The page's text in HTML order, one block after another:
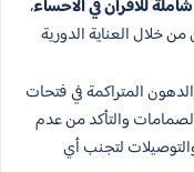
للافران في الاحساء،
خلال العناية الدورية
المتراكمة في فتحات
الصمامات والتأكد من عدم
لتجنب أي